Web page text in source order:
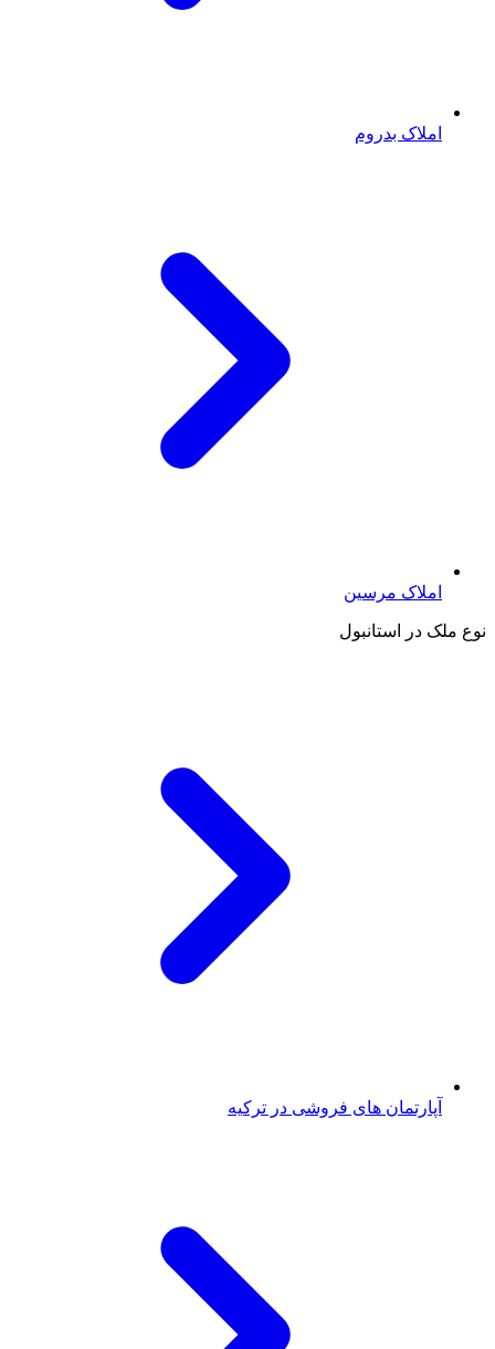
املاک بدروم
املاک مرسین
نوع ملک در استانبول
آپارتمان های فروشی در ترکیه